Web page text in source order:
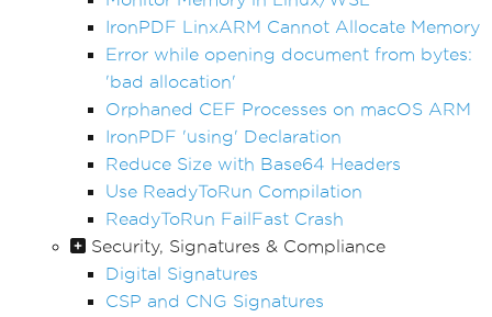
IronPDF LinxARM Cannot Allocate Memory
Error while opening document from bytes:
'bad allocation'
Orphaned CEF Processes on macOS ARM
IronPDF 'using' Declaration
Reduce Size with Base64 Headers
Use ReadyToRun Compilation
ReadyToRun FailFast Crash
Security, Signatures & Compliance
Digital Signatures
CSP and CNG Signatures